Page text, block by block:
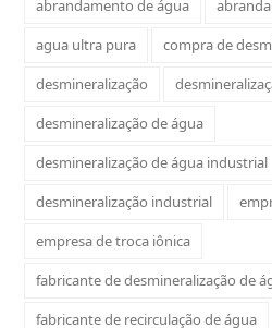
abrandamento de água
agua ultra pura
compra de
desmineralização
desmineralização de água
desmineralização de água industrial
desmineralização industrial
empresa de troca iônica
fabricante de desmineralização de
fabricante de recirculação de água